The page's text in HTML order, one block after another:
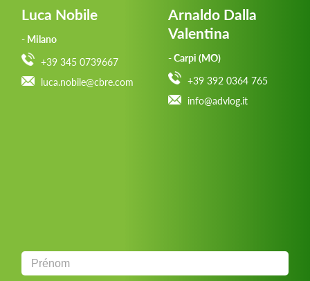
Luca Nobile
- Milano
+39 345 0739667
luca.nobile@cbre.com
Arnaldo Dalla
Valentina
- Carpi (MO)
+39 392 0364 765
info@advlog.it